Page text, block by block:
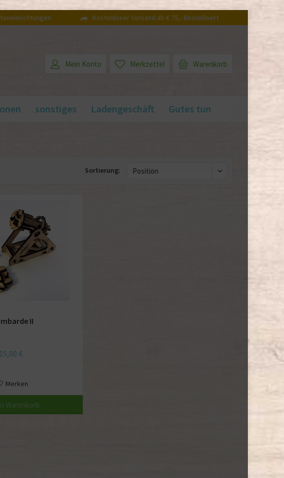
Kostenloser Versand ab € 75,- Bestellwert
Warenkorb
Merkzettel
Mein Konto
sonstiges Ladengeschäft Gutes tun
Sortierung:
II
15,00 €
Merken
Warenkorb